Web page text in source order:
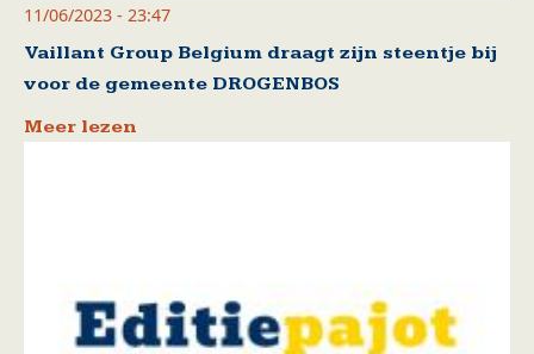
11/06/2023 - 23:47
Vaillant Group Belgium draagt zijn steentje bij
voor de gemeente DROGENBOS
Meer lezen